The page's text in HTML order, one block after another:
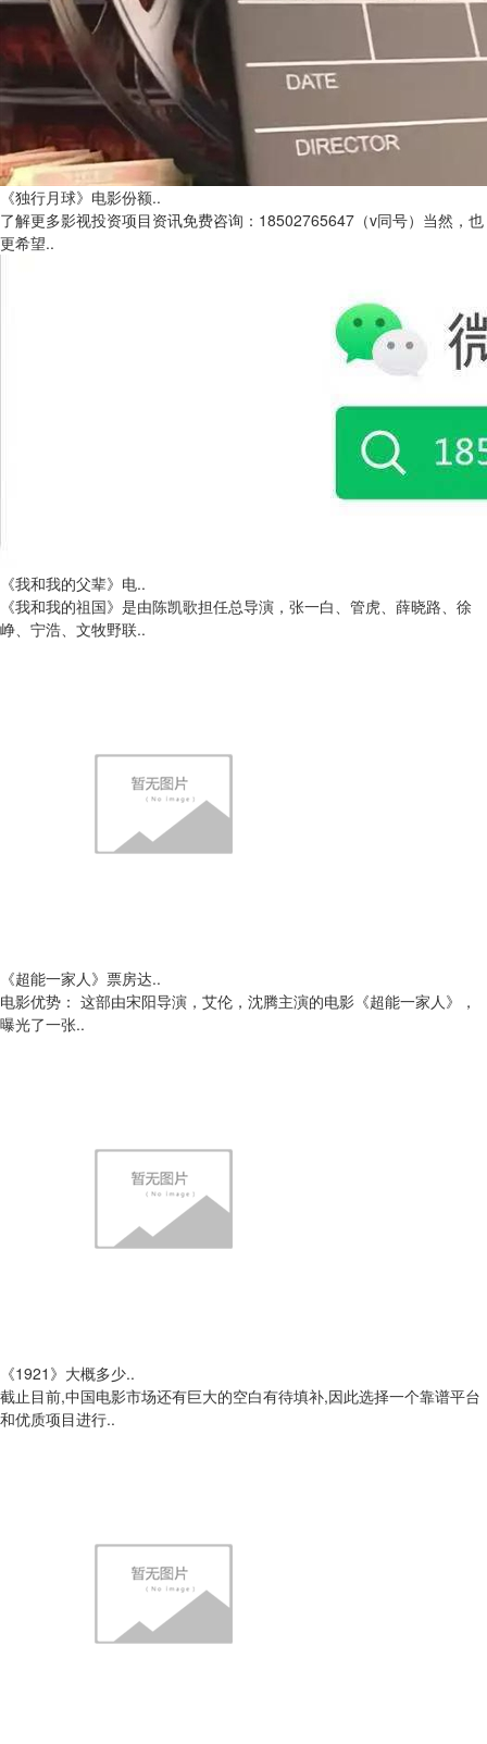
《独行月球》电影份额..
了解更多影视投资项目资讯免费咨询：18502765647（v同号）当然，也
更希望..
《我和我的父辈》电..
《我和我的祖国》是由陈凯歌担任总导演，张一白、管虎、薛晓路、徐
峥、宁浩、文牧野联..
《超能一家人》票房达..
电影优势： 这部由宋阳导演，艾伦，沈腾主演的电影《超能一家人》，
曝光了一张..
《1921》大概多少..
截止目前,中国电影市场还有巨大的空白有待填补,因此选择一个靠谱平台
和优质项目进行..